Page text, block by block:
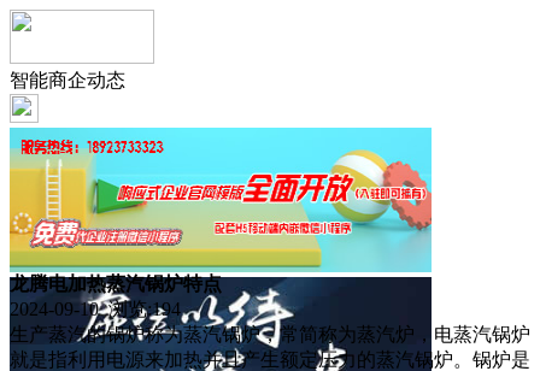
智能商企动态
龙腾电加热蒸汽锅炉特点
2024-09-10 浏览:194
生产蒸汽的锅炉称为蒸汽锅炉，常简称为蒸汽炉，电蒸汽锅炉
就是指利用电源来加热并且产生额定压力的蒸汽锅炉。锅炉是